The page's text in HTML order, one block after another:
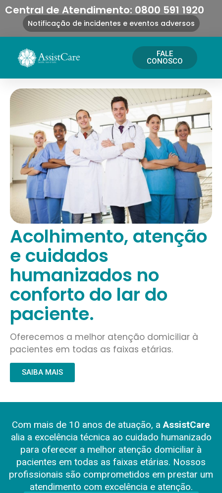
Central de Atendimento: 0800 591 1920
Notificação de incidentes e eventos adversos
FALE
CONOSCO
Acolhimento, atenção
e cuidados
humanizados no
conforto do lar do
paciente.
Oferecemos a melhor atenção domiciliar à
pacientes em todas as faixas etárias.
SAIBA MAIS
Com mais de 10 anos de atuação, aAssistCare
alia a excelência técnica ao cuidado humanizado
para oferecer a melhor atenção domiciliar à
pacientes em todas as faixas etárias. Nossos
profissionais são comprometidos em prestar um
atendimento com excelência e atenção.